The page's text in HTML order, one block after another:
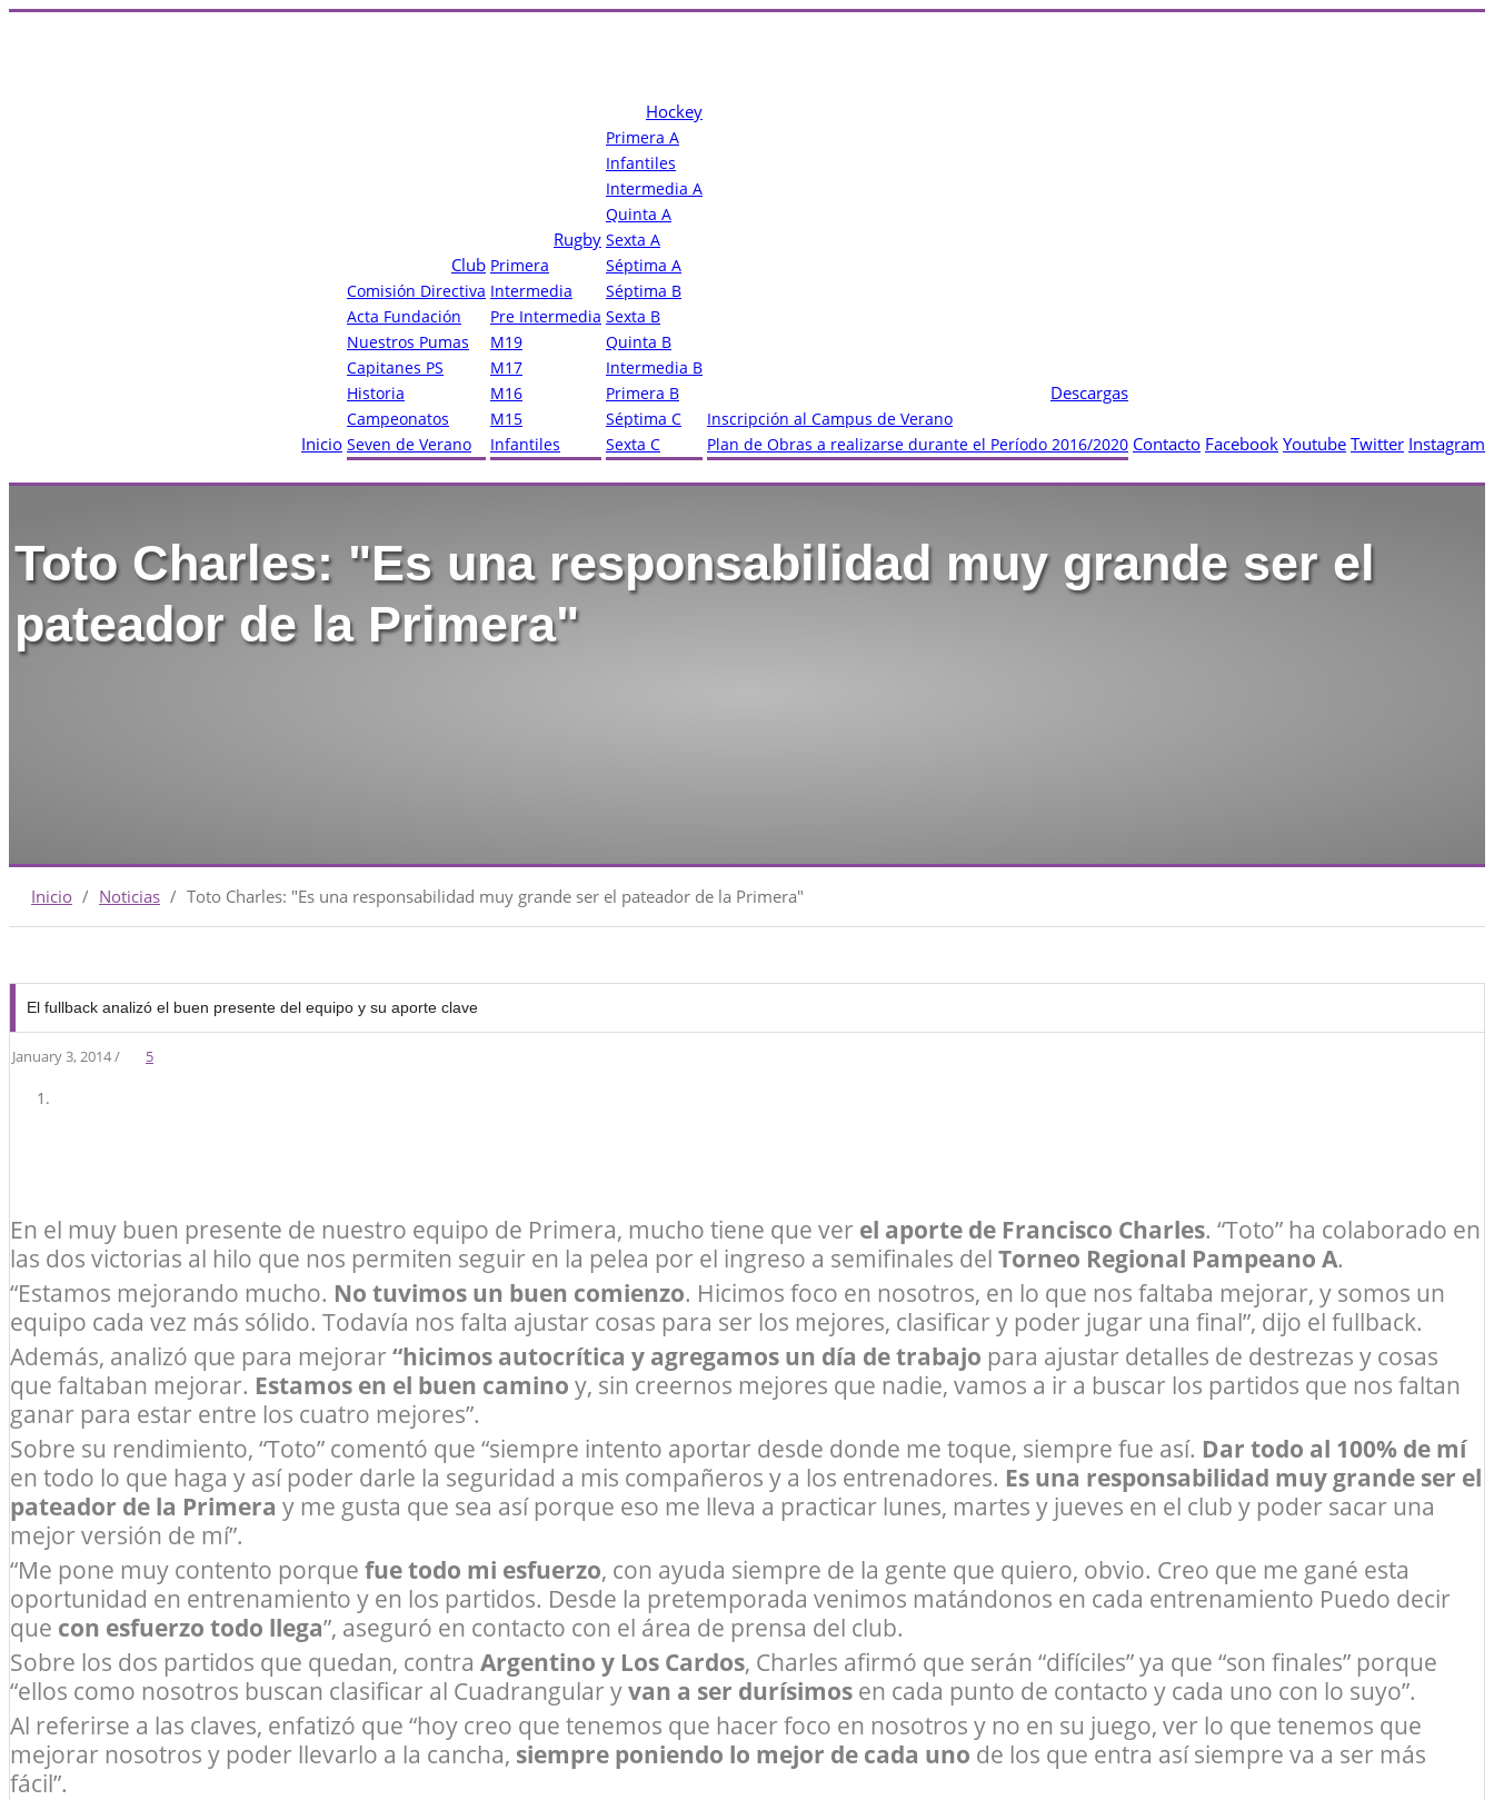
Inicio
Club
Comisión Directiva
Acta Fundación
Nuestros Pumas
Capitanes PS
Historia
Campeonatos
Seven de Verano
Rugby
Primera
Intermedia
Pre Intermedia
M19
M17
M16
M15
Infantiles
Hockey
Primera A
Infantiles
Intermedia A
Quinta A
Sexta A
Séptima A
Séptima B
Sexta B
Quinta B
Intermedia B
Primera B
Séptima C
Sexta C
Descargas
Inscripción al Campus de Verano
Plan de Obras a realizarse durante el Período 2016/2020 Contacto Facebook Youtube Twitter Instagram
Toto Charles: "Es una responsabilidad muy grande ser el
pateador de la Primera"
Inicio / Noticias / Toto Charles: "Es una responsabilidad muy grande ser el pateador de la Primera"
El fullback analizó el buen presente del equipo y su aporte clave
January 3, 2014 / 5
En el muy buen presente de nuestro equipo de Primera, mucho tiene que ver el aporte de Francisco Charles. “Toto” ha colaborado en
las dos victorias al hilo que nos permiten seguir en la pelea por el ingreso a semifinales del Torneo Regional Pampeano A.
“Estamos mejorando mucho. No tuvimos un buen comienzo. Hicimos foco en nosotros, en lo que nos faltaba mejorar, y somos un
equipo cada vez más sólido. Todavía nos falta ajustar cosas para ser los mejores, clasificar y poder jugar una final”, dijo el fullback.
Además, analizó que para mejorar“hicimos autocrítica y agregamos un día de trabajo para ajustar detalles de destrezas y cosas
que faltaban mejorar. Estamos en el buen camino y, sin creernos mejores que nadie, vamos a ir a buscar los partidos que nos faltan
ganar para estar entre los cuatro mejores”.
Sobre su rendimiento, “Toto” comentó que “siempre intento aportar desde donde me toque, siempre fue así. Dar todo al 100% de mí
en todo lo que haga y así poder darle la seguridad a mis compañeros y a los entrenadores. Es una responsabilidad muy grande ser el
pateador de la Primera y me gusta que sea así porque eso me lleva a practicar lunes, martes y jueves en el club y poder sacar una
mejor versión de mí”.
“Me pone muy contento porque fue todo mi esfuerzo, con ayuda siempre de la gente que quiero, obvio. Creo que me gané esta
oportunidad en entrenamiento y en los partidos. Desde la pretemporada venimos matándonos en cada entrenamiento Puedo decir
que con esfuerzo todo llega”, aseguró en contacto con el área de prensa del club.
Sobre los dos partidos que quedan, contra Argentino y Los Cardos, Charles afirmó que serán “difíciles” ya que “son finales” porque
“ellos como nosotros buscan clasificar al Cuadrangular yvan a ser durísimos en cada punto de contacto y cada uno con lo suyo”.
Al referirse a las claves, enfatizó que “hoy creo que tenemos que hacer foco en nosotros y no en su juego, ver lo que tenemos que
mejorar nosotros y poder llevarlo a la cancha, siempre poniendo lo mejor de cada uno de los que entra así siempre va a ser más
fácil”.